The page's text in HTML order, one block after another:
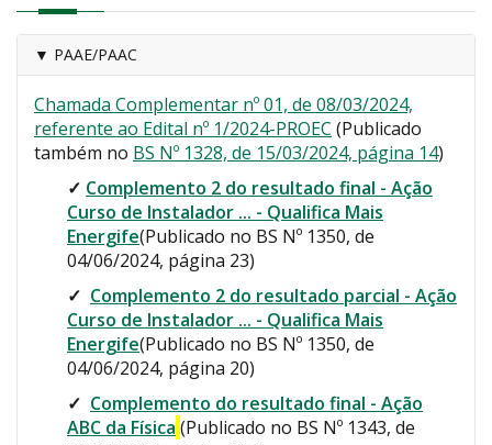
▼ PAAE/PAAC
Chamada Complementar nº 01, de 08/03/2024,
referente ao Edital nº 1/2024-PROEC (Publicado
também no BS Nº 1328, de 15/03/2024, página 14)
✓ Complemento 2 do resultado final - Ação
Curso de Instalador ... - Qualifica Mais
Energife(Publicado no BS Nº 1350, de
04/06/2024, página 23)
✓ Complemento 2 do resultado parcial - Ação
Curso de Instalador ... - Qualifica Mais
Energife(Publicado no BS Nº 1350, de
04/06/2024, página 20)
✓ Complemento do resultado final - Ação
ABC da Física (Publicado no BS Nº 1343, de